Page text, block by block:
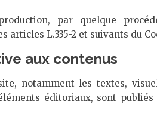
par quelque
articles L.335-2 et suivants du
aux contenus
notamment les textes,
éditoriaux, sont